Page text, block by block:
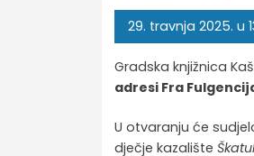
29. travnja 2025. u
Gradska knjižnica
adresi Fra
U otvaranju će
dječje kazalište